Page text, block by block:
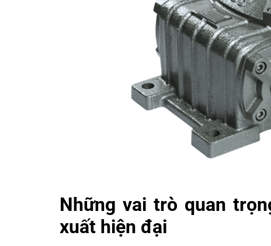
Những vai trò quan
xuất hiện đại